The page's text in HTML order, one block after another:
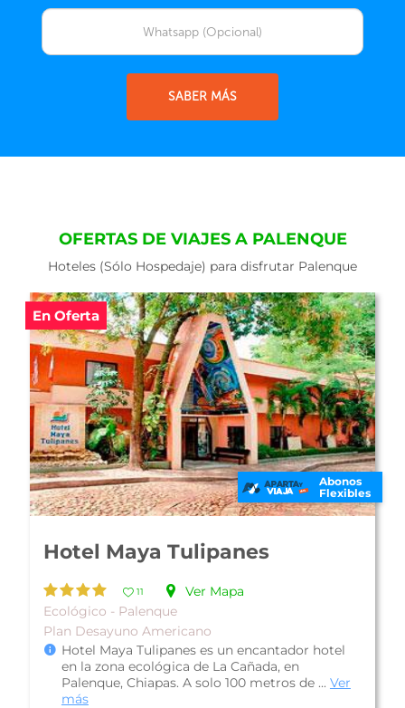
SABER MÁS
OFERTAS DE VIAJES A PALENQUE
Hoteles (Sólo Hospedaje) para disfrutar Palenque
En Oferta
Abonos
Flexibles
Hotel Palenque
10
Ver Mapa
Familiar - Palenque
Plan Solo Hospedaje
Hotel Palenque, ofrece una muy buena
ubicación en el centro de la ciudad de
Palenque, a pasos de restaurantes y bares, tie...
Ver más